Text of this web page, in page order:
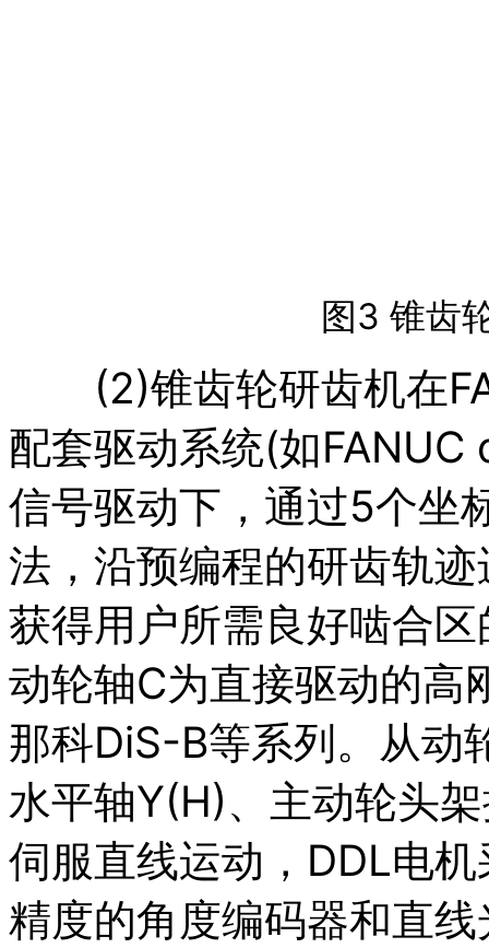
图3 锥齿
(2)锥齿轮研齿机在
配套驱动系统(如
信号驱动下，通过5个坐
法，沿预编程的研齿轨
获得用户所需良好啮合
动轮轴C为直接驱动的高
那科DiS-B等系列。从动
水平轴Y(H)、主动轮头
伺服直线运动，DDL电
精度的角度编码器和直